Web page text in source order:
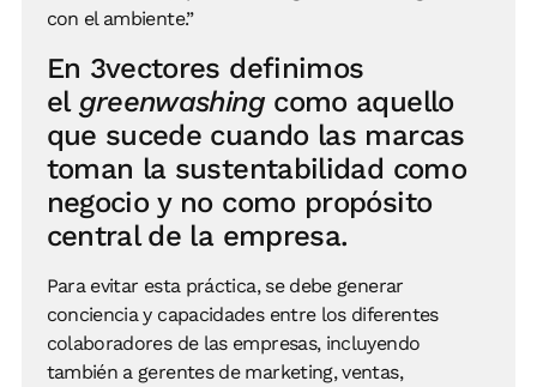
con el ambiente.”
En 3vectores definimos
el greenwashingcomo aquello
que sucede cuando las marcas
toman la sustentabilidad como
negocio y no como propósito
central de la empresa.
Para evitar esta práctica, se debe generar
conciencia y capacidades entre los diferentes
colaboradores de las empresas, incluyendo
también a gerentes de marketing, ventas,